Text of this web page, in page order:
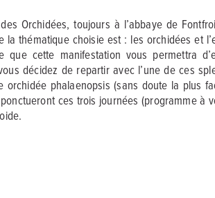
Orchidées, toujours à l’abbaye de
la thématique choisie est : les orchidées et
que cette manifestation vous permettra
décidez de repartir avec l’une de ces
orchidée phalaenopsis (sans doute la plus
ces trois journées (programme